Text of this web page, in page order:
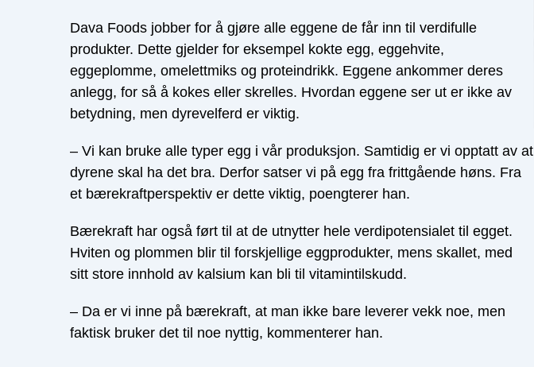
Dava Foods jobber for å gjøre alle eggene de får inn til verdifulle
produkter. Dette gjelder for eksempel kokte egg, eggehvite,
eggeplomme, omelettmiks og proteindrikk. Eggene ankommer deres
anlegg, for så å kokes eller skrelles. Hvordan eggene ser ut er ikke av
betydning, men dyrevelferd er viktig.
– Vi kan bruke alle typer egg i vår produksjon. Samtidig er vi opptatt av at
dyrene skal ha det bra. Derfor satser vi på egg fra frittgående høns. Fra
et bærekraftperspektiv er dette viktig, poengterer han.
Bærekraft har også ført til at de utnytter hele verdipotensialet til egget.
Hviten og plommen blir til forskjellige eggprodukter, mens skallet, med
sitt store innhold av kalsium kan bli til vitamintilskudd.
– Da er vi inne på bærekraft, at man ikke bare leverer vekk noe, men
faktisk bruker det til noe nyttig, kommenterer han.